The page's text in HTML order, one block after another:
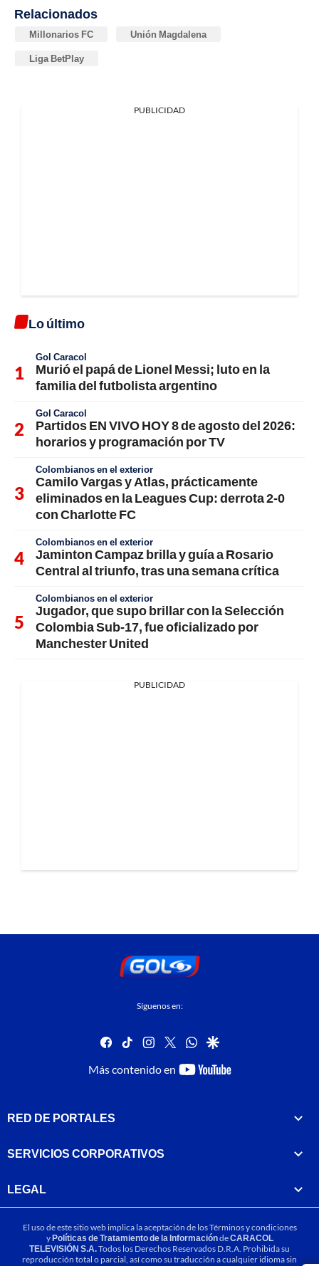
Relacionados
Millonarios FC Unión Magdalena
Liga BetPlay
PUBLICIDAD
Lo último
Gol Caracol
Murió el papá de Lionel Messi; luto en la
familia del futbolista argentino
Gol Caracol
Partidos EN VIVO HOY 8 de agosto del 2026:
horarios y programación por TV
Colombianos en el exterior
Camilo Vargas y Atlas, prácticamente
eliminados en la Leagues Cup: derrota 2-0
con Charlotte FC
Colombianos en el exterior
Jaminton Campaz brilla y guía a Rosario
Central al triunfo, tras una semana crítica
Colombianos en el exterior
Jugador, que supo brillar con la Selección
Colombia Sub-17, fue oficializado por
Manchester United
PUBLICIDAD
Síguenos en:
facebook
tiktok instagram
twitterwhatsapp
google
Más contenido en
youtube-
RED DE PORTALES
SERVICIOS CORPORATIVOS
LEGAL
El uso de este sitio web implica la aceptación de losTérminos y condiciones
yPolíticas de Tratamiento de la InformacióndeCARACOL
TELEVISIÓN S.A.Todos los Derechos Reservados D.R.A. Prohibida su
reproducción total o parcial, así como su traducción a cualquier idioma sin